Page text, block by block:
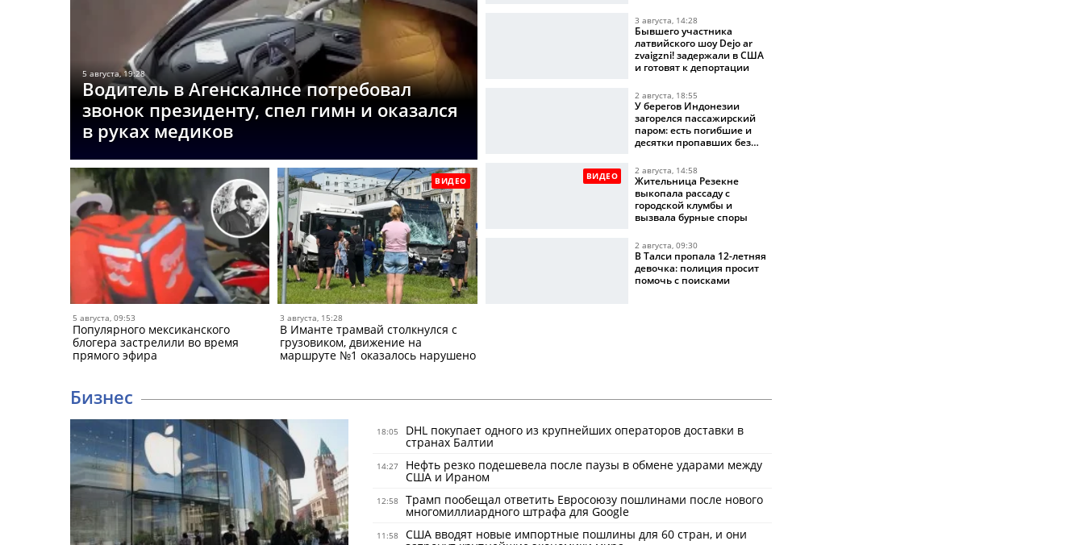
5 августа, 19:28
Водитель в Агенскалнсе потребовал
звонок президенту, спел гимн и оказался
в руках медиков
5 августа, 09:53
Популярного мексиканского
блогера застрелили во время
прямого эфира
ВИДЕО
3 августа, 15:28
В Иманте трамвай столкнулся с
грузовиком, движение на
маршруте №1 оказалось нарушено
3 августа, 14:28
Бывшего участника
латвийского шоу Dejo ar
zvaigzni! задержали в США
и готовят к депортации
2 августа, 18:55
У берегов Индонезии
загорелся пассажирский
паром: есть погибшие и
десятки пропавших без
ВИДЕО 2 августа, 14:58
Жительница Резекне
выкопала рассаду с
городской клумбы и
вызвала бурные споры
2 августа, 09:30
В Талси пропала 12-летняя
девочка: полиция просит
помочь с поисками
Бизнес
18:05 DHL покупает одного из крупнейших операторов доставки в
странах Балтии
14:27 Нефть резко подешевела после паузы в обмене ударами между
США и Ираном
12:58 Трамп пообещал ответить Евросоюзу пошлинами после нового
многомиллиардного штрафа для Google
11:58 США вводят новые импортные пошлины для 60 стран, и они